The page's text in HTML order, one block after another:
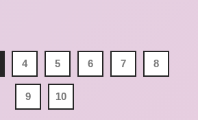
4 5 6 7 8
9 10